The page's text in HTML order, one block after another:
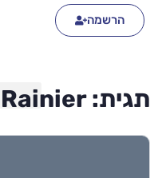
הרשמה
תגית: